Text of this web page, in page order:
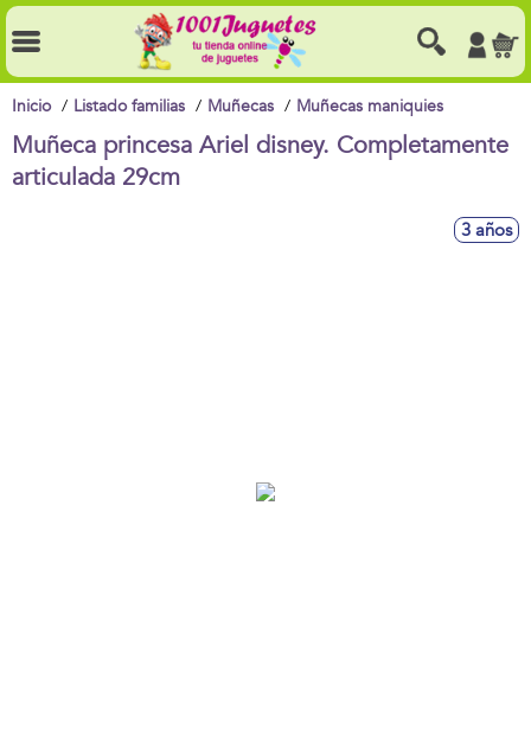
Inicio Listado familias Muñecas Muñecas maniquies
Muñeca princesa Ariel disney. Completamente
articulada 29cm
3 años